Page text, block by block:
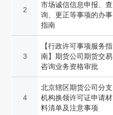
2
市场诚信信息申报、查
询、更正等事项的办事
指南
3
【行政许可事项服务指
南】期货公司期货交易
咨询业务资格审批
4
北京辖区期货公司分支
机构换领许可证申请材
料清单及注意事项